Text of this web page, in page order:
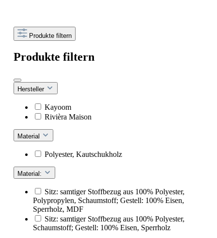
Produkte filtern
Produkte filtern
Hersteller
Kayoom
Rivièra Maison
Material
Polyester, Kautschukholz
Material:
Sitz: samtiger Stoffbezug aus 100% Polyester,
Polypropylen, Schaumstoff; Gestell: 100% Eisen,
Sperrholz, MDF
Sitz: samtiger Stoffbezug aus 100% Polyester,
Schaumstoff; Gestell: 100% Eisen, Sperrholz